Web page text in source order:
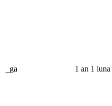
_ga 1 an 1 luna